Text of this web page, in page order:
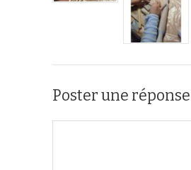
Poster une réponse